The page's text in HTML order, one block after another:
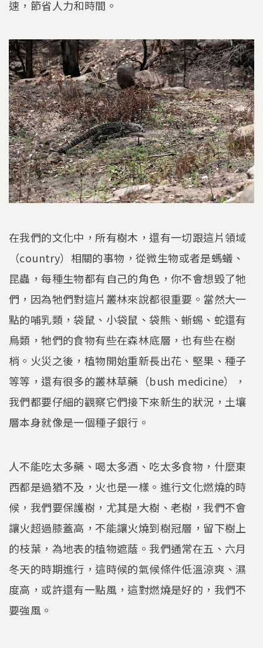
速，節省人力和時間。
在我們的文化中，所有樹木，還有一切跟這片領域
（country）相關的事物，從微生物或者是螞蟻、
昆蟲，每種生物都有自己的角色，你不會想毀了牠
們，因為牠們對這片叢林來說都很重要。當然大一
點的哺乳類，袋鼠、小袋鼠、袋熊、蜥蜴、蛇還有
鳥類，牠們的食物有些在森林底層，也有些在樹
梢。火災之後，植物開始重新長出花、堅果、種子
等等，還有很多的叢林草藥（bush medicine），
我們都要仔細的觀察它們接下來新生的狀況，土壤
層本身就像是一個種子銀行。
人不能吃太多藥、喝太多酒、吃太多食物，什麼東
西都是過猶不及，火也是一樣。進行文化燃燒的時
候，我們要保護樹，尤其是大樹、老樹，我們不會
讓火超過膝蓋高，不能讓火燒到樹冠層，留下樹上
的枝葉，為地表的植物遮蔭。我們通常在五、六月
冬天的時期進行，這時候的氣候條件低溫涼爽、濕
度高，或許還有一點風，這對燃燒是好的，我們不
要強風。